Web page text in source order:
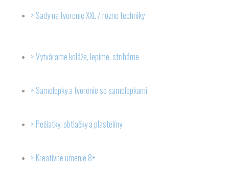
Sady na tvorenie XXL / rôzne techniky
Vytvárame koláže, lepíme, striháme
Samolepky a tvorenie so samolepkami
Pečiatky, obtlačky a plastelíny
Kreatívne umenie 8+